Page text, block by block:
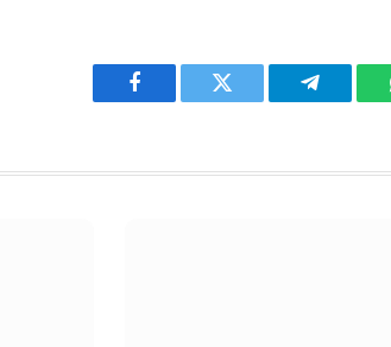
Facebook Twitter Telegram